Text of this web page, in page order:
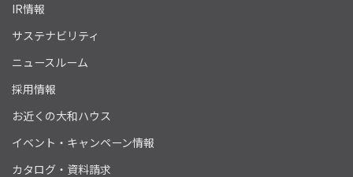
IR情報
サステナビリティ
ニュースルーム
採用情報
お近くの大和ハウス
イベント・キャンペーン情報
カタログ・資料請求